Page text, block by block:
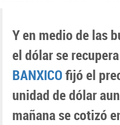
Y en medio de las
el dólar se
BANXICOfijó el
unidad de dólar
mañana se cotizó